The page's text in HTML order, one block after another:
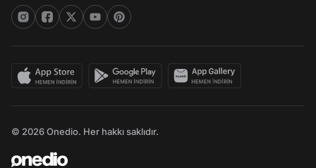
© 2026 Onedio. Her hakkı saklıdır.